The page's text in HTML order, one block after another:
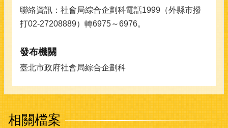
聯絡資訊：社會局綜合企劃科電話1999（外縣市撥
打02-27208889）轉6975～6976。
發布機關
臺北市政府社會局綜合企劃科
相關檔案